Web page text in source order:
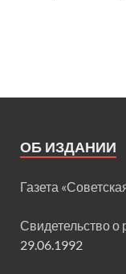
ОБ ИЗДАНИИ
Газета
Свидетельство
29.06.1992